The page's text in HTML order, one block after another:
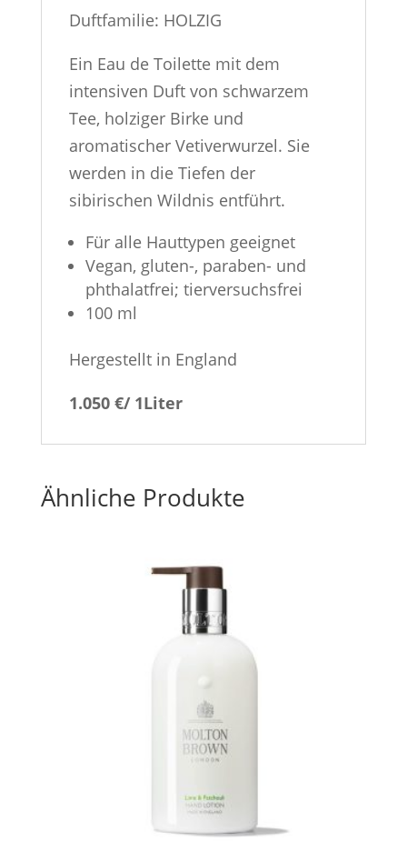
Duftfamilie: HOLZIG
Ein Eau de Toilette mit dem
intensiven Duft von schwarzem
Tee, holziger Birke und
aromatischer Vetiverwurzel. Sie
werden in die Tiefen der
sibirischen Wildnis entführt.
Für alle Hauttypen geeignet
Vegan, gluten-, paraben- und
phthalatfrei; tierversuchsfrei
100 ml
Hergestellt in England
1.050 €/ 1Liter
Ähnliche Produkte